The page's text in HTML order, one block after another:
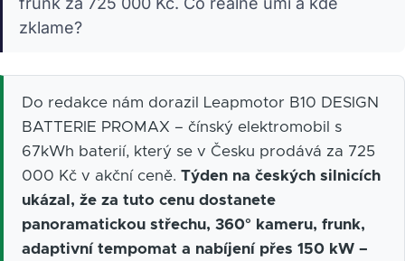
zklame?
Do redakce nám dorazil Leapmotor B10 DESIGN
BATTERIE PROMAX – čínský elektromobil s
67kWh baterií, který se v Česku prodává za 725
000 Kč v akční ceně. Týden na českých silnicích
ukázal, že za tuto cenu dostanete
panoramatickou střechu, 360° kameru, frunk,
adaptivní tempomat a nabíjení přes 150 kW –